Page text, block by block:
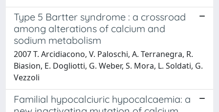
Type 5 Bartter syndrome : a crossroad
among alterations of calcium and
sodium metabolism
2007 T. Arcidiacono, V. Paloschi, A. Terranegra, R.
Biasion, E. Dogliotti, G. Weber, S. Mora, L. Soldati, G.
Vezzoli
Familial hypocalciuric hypocalcaemia: a